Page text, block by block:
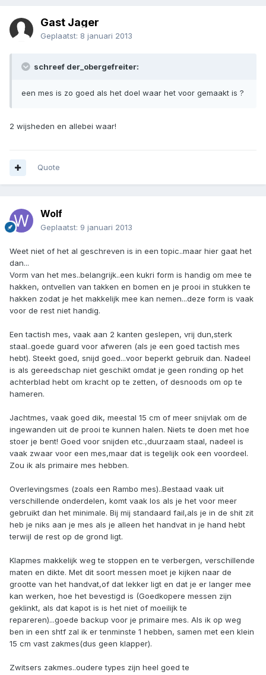
Gast Jager
Geplaatst: 8 januari 2013
schreef der_obergefreiter:
een mes is zo goed als het doel waar het voor gemaakt is ?
2 wijsheden en allebei waar!
Quote
Wolf
Geplaatst: 9 januari 2013
Weet niet of het al geschreven is in een topic..maar hier gaat het
dan...
Vorm van het mes..belangrijk..een kukri form is handig om mee te
hakken, ontvellen van takken en bomen en je prooi in stukken te
hakken zodat je het makkelijk mee kan nemen...deze form is vaak
voor de rest niet handig.
Een tactish mes, vaak aan 2 kanten geslepen, vrij dun,sterk
staal..goede guard voor afweren (als je een goed tactish mes
hebt). Steekt goed, snijd goed...voor beperkt gebruik dan. Nadeel
is als gereedschap niet geschikt omdat je geen ronding op het
achterblad hebt om kracht op te zetten, of desnoods om op te
hameren.
Jachtmes, vaak goed dik, meestal 15 cm of meer snijvlak om de
ingewanden uit de prooi te kunnen halen. Niets te doen met hoe
stoer je bent! Goed voor snijden etc.,duurzaam staal, nadeel is
vaak zwaar voor een mes,maar dat is tegelijk ook een voordeel.
Zou ik als primaire mes hebben.
Overlevingsmes (zoals een Rambo mes)..Bestaad vaak uit
verschillende onderdelen, komt vaak los als je het voor meer
gebruikt dan het minimale. Bij mij standaard fail,als je in de shit zit
heb je niks aan je mes als je alleen het handvat in je hand hebt
terwijl de rest op de grond ligt.
Klapmes makkelijk weg te stoppen en te verbergen, verschillende
maten en dikte. Met dit soort messen moet je kijken naar de
grootte van het handvat,of dat lekker ligt en dat je er langer mee
kan werken, hoe het bevestigd is (Goedkopere messen zijn
geklinkt, als dat kapot is is het niet of moeilijk te
repareren)...goede backup voor je primaire mes. Als ik op weg
ben in een shtf zal ik er tenminste 1 hebben, samen met een klein
15 cm vast zakmes(dus geen klapper).
Zwitsers zakmes..oudere types zijn heel goed te